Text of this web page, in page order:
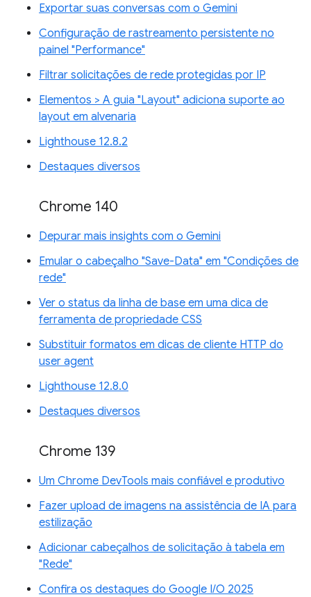
Exportar suas conversas com o Gemini
Configuração de rastreamento persistente no
painel "Performance"
Filtrar solicitações de rede protegidas por IP
Elementos > A guia "Layout" adiciona suporte ao
layout em alvenaria
Lighthouse 12.8.2
Destaques diversos
Chrome 140
Depurar mais insights com o Gemini
Emular o cabeçalho "Save-Data" em "Condições de
rede"
Ver o status da linha de base em uma dica de
ferramenta de propriedade CSS
Substituir formatos em dicas de cliente HTTP do
user agent
Lighthouse 12.8.0
Destaques diversos
Chrome 139
Um Chrome DevTools mais confiável e produtivo
Fazer upload de imagens na assistência de IA para
estilização
Adicionar cabeçalhos de solicitação à tabela em
"Rede"
Confira os destaques do Google I/O 2025